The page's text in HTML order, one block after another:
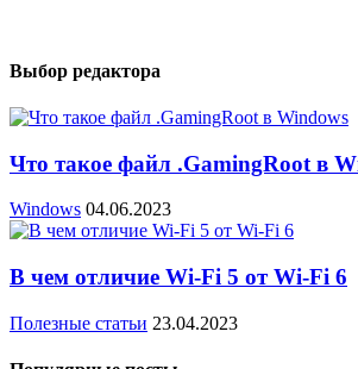
Выбор редактора
Что такое файл .GamingRoot в
Windows 04.06.2023
В чем отличие Wi-Fi 5 от Wi-Fi 6
Полезные статьи 23.04.2023